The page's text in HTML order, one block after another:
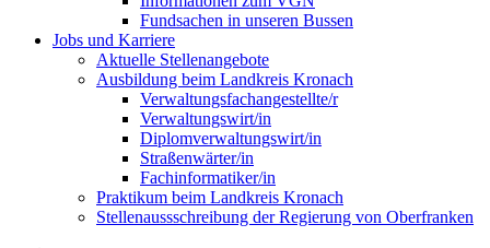
Fundsachen in unseren Bussen
Jobs und Karriere
Aktuelle Stellenangebote
Ausbildung beim Landkreis Kronach
Verwaltungsfachangestellte/r
Verwaltungswirt/in
Diplomverwaltungswirt/in
Straßenwärter/in
Fachinformatiker/in
Praktikum beim Landkreis Kronach
Stellenaussschreibung der Regierung von Oberfranken